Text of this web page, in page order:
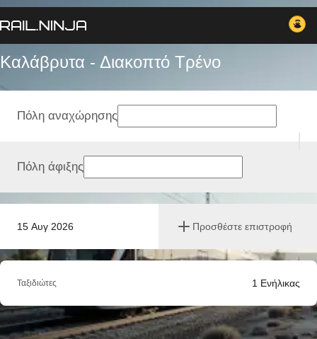
Καλάβρυτα - Διακοπτό Tρένο
15 Αυγ 2026 Προσθέστε επιστροφή
Πόλη αναχώρησης
Πόλη άφιξης
Ταξιδιώτες 1 Ενήλικας